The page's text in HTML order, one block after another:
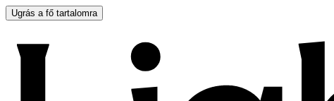
Ugrás a fő tartalomra